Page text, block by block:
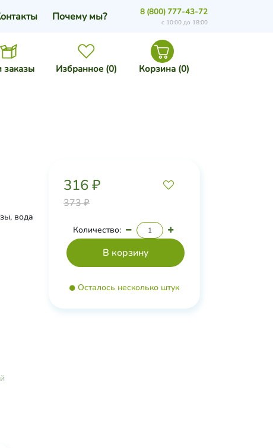
заказы Избранное (0) Корзина (0)
Почему мы? 8 (800) 777-43-72
с 10:00 до 18:00
вода
316 ₽
373 ₽
Количество:
Осталось несколько штук